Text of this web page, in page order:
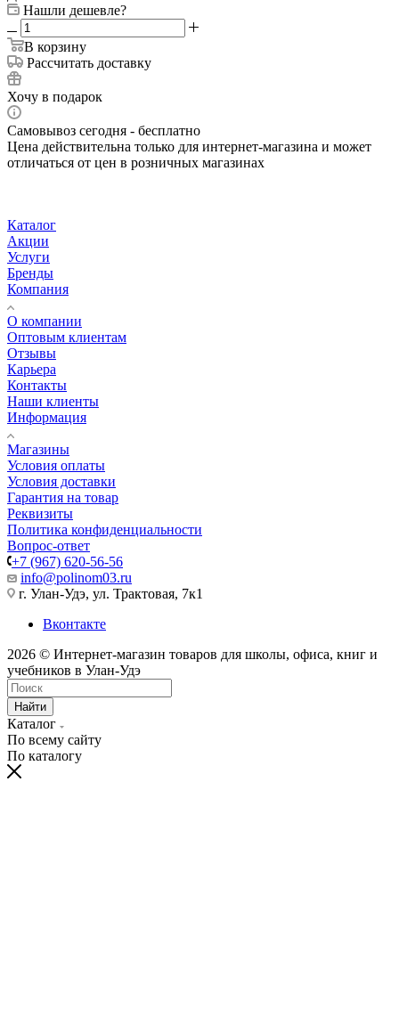
Нашли дешевле?
В корзину
Рассчитать доставку
Хочу в подарок
Самовывоз сегодня - бесплатно
Цена действительна только для интернет-магазина и может
отличаться от цен в розничных магазинах
Каталог
Акции
Услуги
Бренды
Компания
О компании
Оптовым клиентам
Отзывы
Карьера
Контакты
Наши клиенты
Информация
Магазины
Условия оплаты
Условия доставки
Гарантия на товар
Реквизиты
Политика конфиденциальности
Вопрос-ответ
+7 (967) 620-56-56
info@polinom03.ru
г. Улан-Удэ, ул. Трактовая, 7к1
Вконтакте
2026 © Интернет-магазин товаров для школы, офиса, книг и
учебников в Улан-Удэ
Найти
Каталог
По всему сайту
По каталогу